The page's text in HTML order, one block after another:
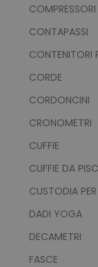
COMPRESSORI
CONTAPASSI
CONTENITORI
CORDE
CORDONCINI
CRONOMETRI
CUFFIE
CUFFIE DA
CUSTODIA
DADI YOGA
DECAMETRI
FASCE